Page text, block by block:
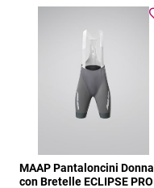
MAAP Pantaloncini Donna
con Bretelle ECLIPSE PRO